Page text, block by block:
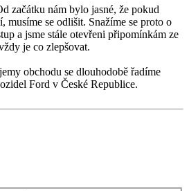
začátku nám bylo jasné, že pokud
musíme se odlišit. Snažíme se proto o
a jsme stále otevřeni připomínkám ze
je co zlepšovat.
obchodu se dlouhodobě řadíme
Ford v České Republice.